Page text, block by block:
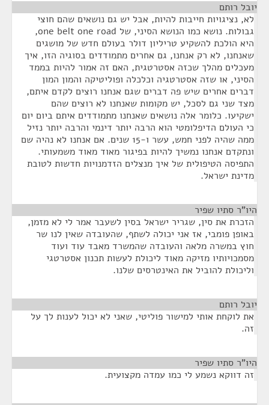
יובל רותם
לא, נציגויות חייבות להיות, אבל יש גם נושאים שהם חוצי
גבולות. נושא כמו הנושא הסיני, של one belt one road,
היא הולכת להשקיע טריליון דולר בעולם חדש של מושגים
שאנחנו, לא רק אנחנו, גם אחרים מתמודדים בסוגיה הזו, איך
מעכלים מהלך שכזה אסטרטגית, האם זה אמור להיות בממד
הסיני, או שזה אסטרטגיה וכלכלה ופוליטיקה והמון המון
דברים אחרים שיש פה דברים שגם אנחנו רוצים לקדם איתם,
מצד שני גם לסכל, יש מקומות שאנחנו לא רוצים שהם
ישקיעו. כלומר אלה נושאים שאנחנו מתמודדים איתם ביום יום
כי העולם הדיפלומטי הוא הרבה יותר דינמי והרבה יותר נזיל
ממה שהיה לפני חמש, עשר ו-15 שנים. אם אנחנו לא נהיה שם
ונתקדם אנחנו נמשיך להיות בפיגור מאוד מאוד משמעותי.
התפיסה הטיפולית של איך מנצלים הזדמנויות חדשות לטובת
מדינת ישראל.
היו"ר סתיו שפיר
הזכרת את סין, שגריר ישראל בסין לשעבר אמר לי לא מזמן,
באופן פומבי, אז אני יכולה לשתף, שהעובדה שאין לנו שר
חוץ במשרה מלאה והעובדה שהמשרד מאבד עוד ועוד
מסמכויותיו מזיקה מאוד ליכולת לעשות תכנון אסטרטגי
וליכולת להוביל את האינטרסים שלנו.
יובל רותם
את לוקחת אותי למישור פוליטי, שאני לא יכול לענות לך על
זה.
היו"ר סתיו שפיר
זה דווקא נשמע לי כמו עמדה מקצועית.